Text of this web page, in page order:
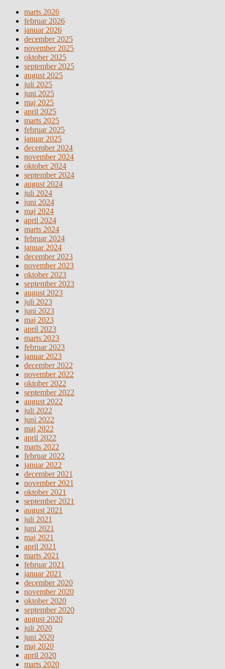
marts 2026
februar 2026
januar 2026
december 2025
november 2025
oktober 2025
september 2025
august 2025
juli 2025
juni 2025
maj 2025
april 2025
marts 2025
februar 2025
januar 2025
december 2024
november 2024
oktober 2024
september 2024
august 2024
juli 2024
juni 2024
maj 2024
april 2024
marts 2024
februar 2024
januar 2024
december 2023
november 2023
oktober 2023
september 2023
august 2023
juli 2023
juni 2023
maj 2023
april 2023
marts 2023
februar 2023
januar 2023
december 2022
november 2022
oktober 2022
september 2022
august 2022
juli 2022
juni 2022
maj 2022
april 2022
marts 2022
februar 2022
januar 2022
december 2021
november 2021
oktober 2021
september 2021
august 2021
juli 2021
juni 2021
maj 2021
april 2021
marts 2021
februar 2021
januar 2021
december 2020
november 2020
oktober 2020
september 2020
august 2020
juli 2020
juni 2020
maj 2020
april 2020
marts 2020